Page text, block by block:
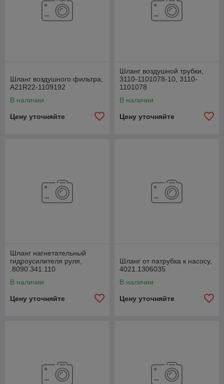
Шланг воздушного фильтра,
А21R22-1109192
В наличии
Цену уточняйте
Шланг воздушной трубки,
3110-1101078-10, 3110-
1101078
В наличии
Цену уточняйте
Шланг нагнетательный
гидроусилителя руля,
.8090.341.110
В наличии
Цену уточняйте
Шланг от патрубка к насосу,
4021.1306035
В наличии
Цену уточняйте